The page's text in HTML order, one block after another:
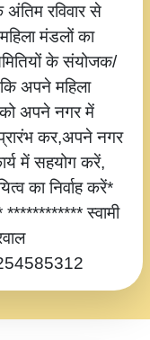
रविवार से
मंडलों का
के संयोजक/
अपने महिला
अपने नगर में
कर,अपने नगर
में सहयोग करें,
का निर्वाह करें*
स्वामी